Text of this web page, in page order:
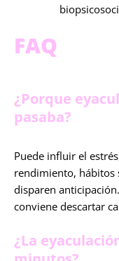
FAQ
¿Porque
pasaba?
Puede influir el
rendimiento, hábitos
disparen
conviene descartar
¿La